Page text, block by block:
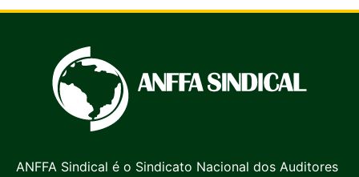
ANFFA Sindical é o Sindicato Nacional dos Auditores